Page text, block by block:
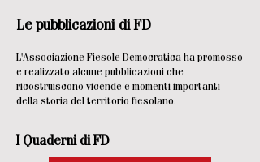
Le pubblicazioni di FD
L'Associazione Fiesole Democratica ha promosso
e realizzato alcune pubblicazioni che
ricostruiscono vicende e momenti importanti
della storia del territorio fiesolano.
I Quaderni di FD